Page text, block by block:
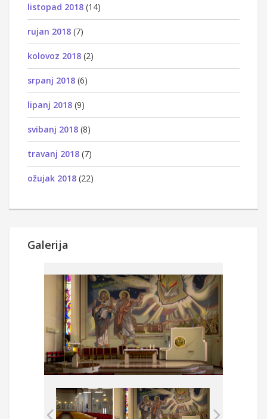
listopad 2018 (14)
rujan 2018 (7)
kolovoz 2018 (2)
srpanj 2018 (6)
lipanj 2018 (9)
svibanj 2018 (8)
travanj 2018 (7)
ožujak 2018 (22)
Galerija